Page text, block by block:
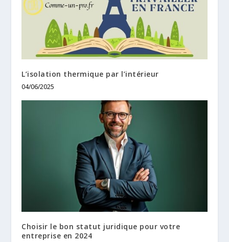
L’isolation thermique par l’intérieur
04/06/2025
Choisir le bon statut juridique pour votre
entreprise en 2024